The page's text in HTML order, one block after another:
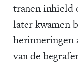
tranen inhield
later kwamen
herinneringen
van de